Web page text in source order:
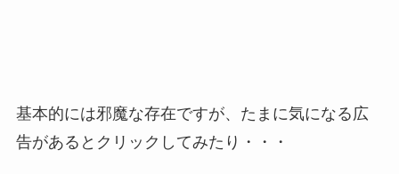
基本的には邪魔な存在ですが、たまに気になる広
告があるとクリックしてみたり・・・